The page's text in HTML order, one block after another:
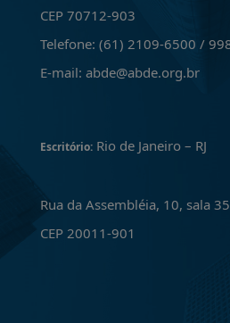
CEP 70712-903
Telefone: (61) 2109-6500 /
E-mail: abde@abde.org.br
Escritório:Rio de Janeiro – RJ
Rua da Assembléia, 10, sala
CEP 20011-901